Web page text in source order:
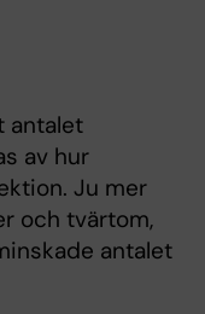
antalet
av hur
Ju mer
och tvärtom,
antalet